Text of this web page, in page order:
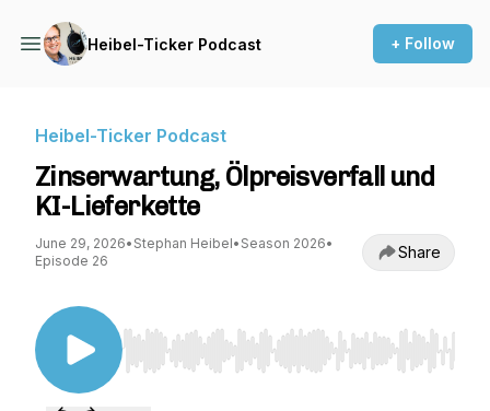
Heibel-Ticker Podcast + Follow
Heibel-Ticker Podcast
Zinserwartung, Ölpreisverfall und
KI-Lieferkette
June 29, 2026• Stephan Heibel• Season 2026•
Episode 26
Share
Use Left/Right to seek, Home/End to jump to